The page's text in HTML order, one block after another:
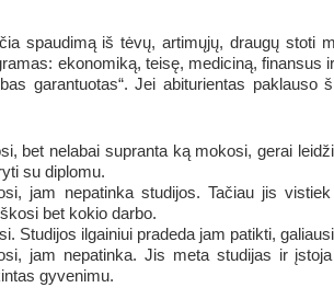
spaudimą iš tėvų, artimųjų, draugų stoti
ekonomiką, teisę, mediciną, finansus
garantuotas“. Jei abiturientas paklauso
bet nelabai supranta ką mokosi, gerai
su diplomu.
jam nepatinka studijos. Tačiau jis
bet kokio darbo.
Studijos ilgainiui pradeda jam patikti,
jam nepatinka. Jis meta studijas ir
gyvenimu.